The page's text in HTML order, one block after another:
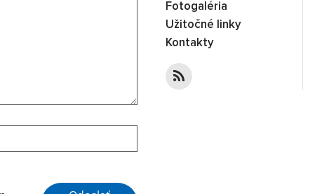
Google reCaptcha Response
Fotogaléria
Užitočné linky
Kontakty